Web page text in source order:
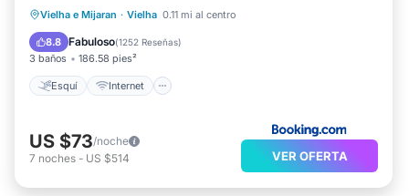
Vielha e Mijaran · Vielha 0.11 mi al centro
8.8 Fabuloso(1252 Reseñas)
3 baños 186.58 pies²
Esquí Internet
Esquí
Internet
Se admiten mascotas
US $73/noche
7 noches - US $514 VER OFERTA